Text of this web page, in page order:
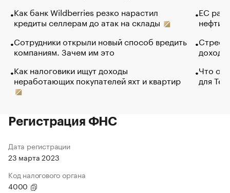
Как банк Wildberries резко нарастил
кредиты селлерам до атак на склады
Сотрудники открыли новый способ вредить
компаниям. Зачем им это
Как налоговики ищут доходы
неработающих покупателей яхт и квартир
ЕС
нефти
Что
для
Регистрация ФНС
Дата регистрации
23 марта 2023
Код налогового органа
4000